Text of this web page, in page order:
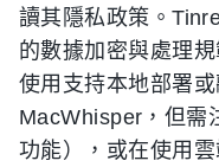
讀其隱私政策。
的數據加密與處理
使用支持本地部署
MacWhisper，但需
功能），或在使用